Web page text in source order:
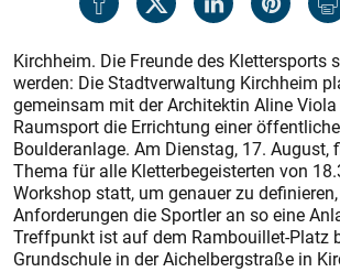
Kirchheim. Die Freunde des Klettersports
werden: Die Stadtverwaltung Kirchheim
gemeinsam mit der Architektin Aline
Raumsport die Errichtung einer
Boulderanlage. Am Dienstag, 17. August,
Thema für alle Kletterbegeisterten von
Workshop statt, um genauer zu
Anforderungen die Sportler an so eine
Treffpunkt ist auf dem Rambouillet-Platz
Grundschule in der Aichelbergstraße in